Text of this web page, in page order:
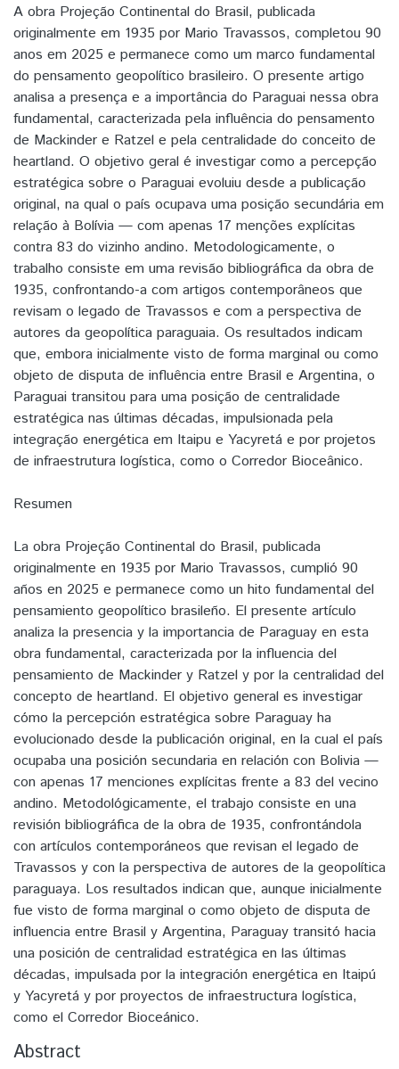
A obra Projeção Continental do Brasil, publicada
originalmente em 1935 por Mario Travassos, completou 90
anos em 2025 e permanece como um marco fundamental
do pensamento geopolítico brasileiro. O presente artigo
analisa a presença e a importância do Paraguai nessa obra
fundamental, caracterizada pela influência do pensamento
de Mackinder e Ratzel e pela centralidade do conceito de
heartland. O objetivo geral é investigar como a percepção
estratégica sobre o Paraguai evoluiu desde a publicação
original, na qual o país ocupava uma posição secundária em
relação à Bolívia — com apenas 17 menções explícitas
contra 83 do vizinho andino. Metodologicamente, o
trabalho consiste em uma revisão bibliográfica da obra de
1935, confrontando-a com artigos contemporâneos que
revisam o legado de Travassos e com a perspectiva de
autores da geopolítica paraguaia. Os resultados indicam
que, embora inicialmente visto de forma marginal ou como
objeto de disputa de influência entre Brasil e Argentina, o
Paraguai transitou para uma posição de centralidade
estratégica nas últimas décadas, impulsionada pela
integração energética em Itaipu e Yacyretá e por projetos
de infraestrutura logística, como o Corredor Bioceânico.
Resumen
La obra Projeção Continental do Brasil, publicada
originalmente en 1935 por Mario Travassos, cumplió 90
años en 2025 e permanece como un hito fundamental del
pensamiento geopolítico brasileño. El presente artículo
analiza la presencia y la importancia de Paraguay en esta
obra fundamental, caracterizada por la influencia del
pensamiento de Mackinder y Ratzel y por la centralidad del
concepto de heartland. El objetivo general es investigar
cómo la percepción estratégica sobre Paraguay ha
evolucionado desde la publicación original, en la cual el país
ocupaba una posición secundaria en relación con Bolivia —
con apenas 17 menciones explícitas frente a 83 del vecino
andino. Metodológicamente, el trabajo consiste en una
revisión bibliográfica de la obra de 1935, confrontándola
con artículos contemporáneos que revisan el legado de
Travassos y con la perspectiva de autores de la geopolítica
paraguaya. Los resultados indican que, aunque inicialmente
fue visto de forma marginal o como objeto de disputa de
influencia entre Brasil y Argentina, Paraguay transitó hacia
una posición de centralidad estratégica en las últimas
décadas, impulsada por la integración energética en Itaipú
y Yacyretá y por proyectos de infraestructura logística,
como el Corredor Bioceánico.
Abstract